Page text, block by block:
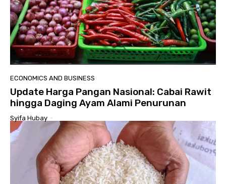
ECONOMICS AND BUSINESS
Update Harga Pangan Nasional: Cabai Rawit
hingga Daging Ayam Alami Penurunan
Syifa Hubay -